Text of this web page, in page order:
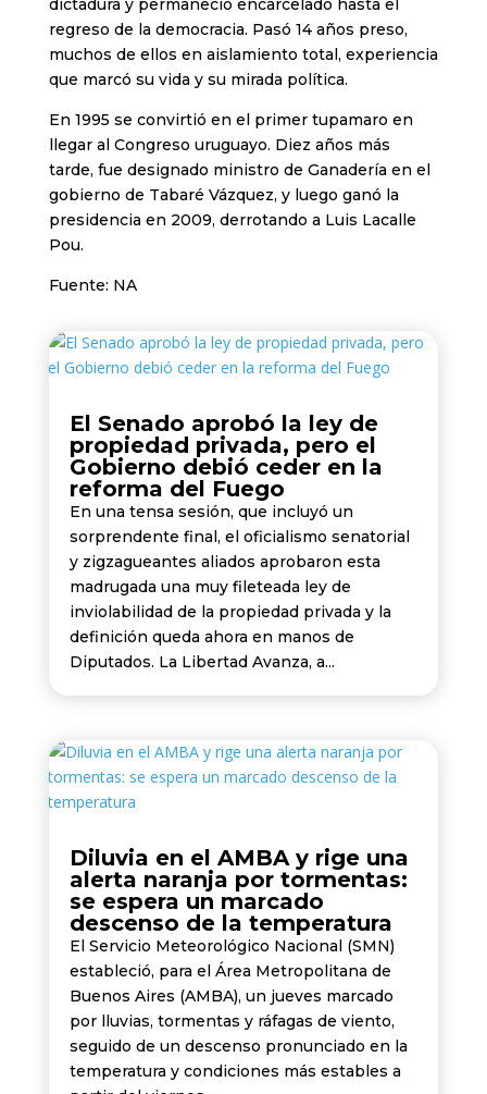
dictadura y permaneció encarcelado hasta el
regreso de la democracia. Pasó 14 años preso,
muchos de ellos en aislamiento total, experiencia
que marcó su vida y su mirada política.
En 1995 se convirtió en el primer tupamaro en
llegar al Congreso uruguayo. Diez años más
tarde, fue designado ministro de Ganadería en el
gobierno de Tabaré Vázquez, y luego ganó la
presidencia en 2009, derrotando a Luis Lacalle
Pou.
Fuente: NA
El Senado aprobó la ley de
propiedad privada, pero el
Gobierno debió ceder en la
reforma del Fuego
En una tensa sesión, que incluyó un
sorprendente final, el oficialismo senatorial
y zigzagueantes aliados aprobaron esta
madrugada una muy fileteada ley de
inviolabilidad de la propiedad privada y la
definición queda ahora en manos de
Diputados. La Libertad Avanza, a...
Diluvia en el AMBA y rige una
alerta naranja por tormentas:
se espera un marcado
descenso de la temperatura
El Servicio Meteorológico Nacional (SMN)
estableció, para el Área Metropolitana de
Buenos Aires (AMBA), un jueves marcado
por lluvias, tormentas y ráfagas de viento,
seguido de un descenso pronunciado en la
temperatura y condiciones más estables a